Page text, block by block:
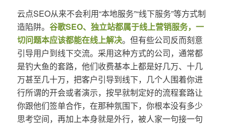
云点SEO从来不会利用“本地服务”“线下服务”等方式制
造陷阱。 谷歌SEO、独立站都属于线上营销服务，一
切问题本应该都能在线上解决。但有些公司反而刻意
引导用户到线下交流。采用这种方式的公司，通常都
是钓大鱼的套路，他们收费基本上都是好几万、十几
万甚至几十万，把客户引导到线下，几个人围着你进
行所谓的开会或者演示，按早就制定好的流程套路让
你跟他们签单合作，在那种氛围下，你根本没有多少
思考空间，再加上本身就是外行，被人家一句接一句